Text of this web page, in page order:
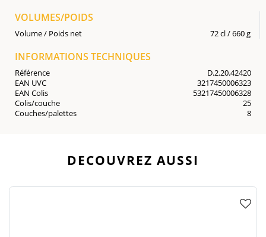
VOLUMES/POIDS
Volume / Poids net 72 cl / 660 g
INFORMATIONS TECHNIQUES
Référence
D.2.20.42420
EAN UVC
3217450006323
EAN Colis
53217450006328
Colis/couche
25
Couches/palettes
8
DECOUVREZ AUSSI